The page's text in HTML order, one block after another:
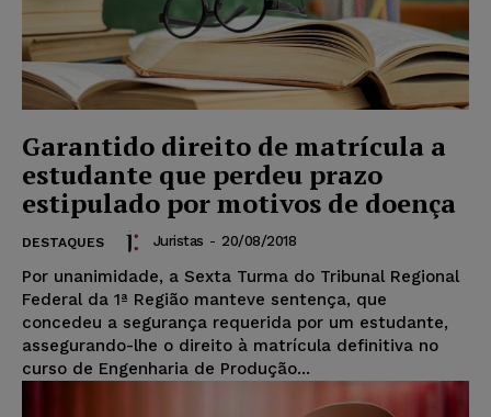
Garantido direito de matrícula a
estudante que perdeu prazo
estipulado por motivos de doença
DESTAQUES Juristas - 20/08/2018
Por unanimidade, a Sexta Turma do Tribunal Regional
Federal da 1ª Região manteve sentença, que
concedeu a segurança requerida por um estudante,
assegurando-lhe o direito à matrícula definitiva no
curso de Engenharia de Produção...